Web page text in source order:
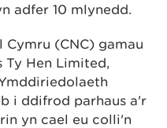
adfer 10 mlynedd.
(CNC) gamau
Hen Limited,
i ddifrod parhaus a'r
yn cael eu colli'n